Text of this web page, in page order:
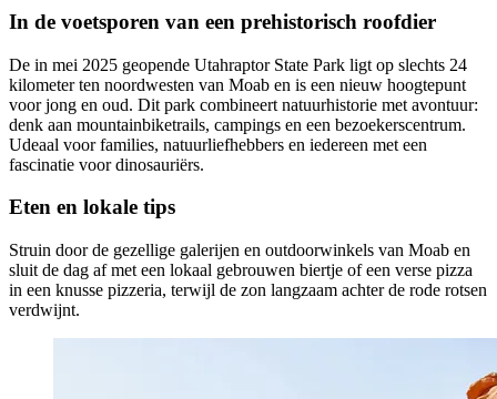
In de voetsporen van een prehistorisch roofdier
De in mei 2025 geopende Utahraptor State Park ligt op slechts 24
kilometer ten noordwesten van Moab en is een nieuw hoogtepunt
voor jong en oud. Dit park combineert natuurhistorie met avontuur:
denk aan mountainbiketrails, campings en een bezoekerscentrum.
Udeaal voor families, natuurliefhebbers en iedereen met een
fascinatie voor dinosauriërs.
Eten en lokale tips
Struin door de gezellige galerijen en outdoorwinkels van Moab en
sluit de dag af met een lokaal gebrouwen biertje of een verse pizza
in een knusse pizzeria, terwijl de zon langzaam achter de rode rotsen
verdwijnt.